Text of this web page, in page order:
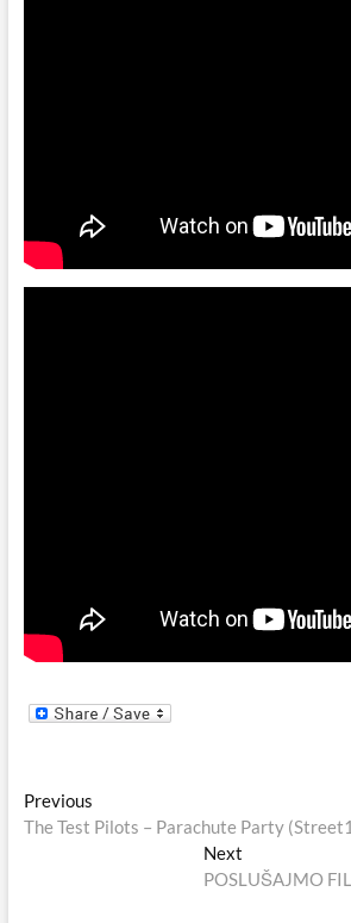
Navigacija
prispevka
PreviousPrevious
post:
The Test Pilots – Parachute Party
Next
post:
POSLUŠAJMO